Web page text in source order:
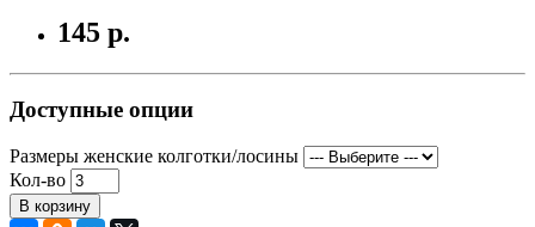
145 р.
Доступные опции
Размеры женские колготки/лосины
Кол-во
В корзину